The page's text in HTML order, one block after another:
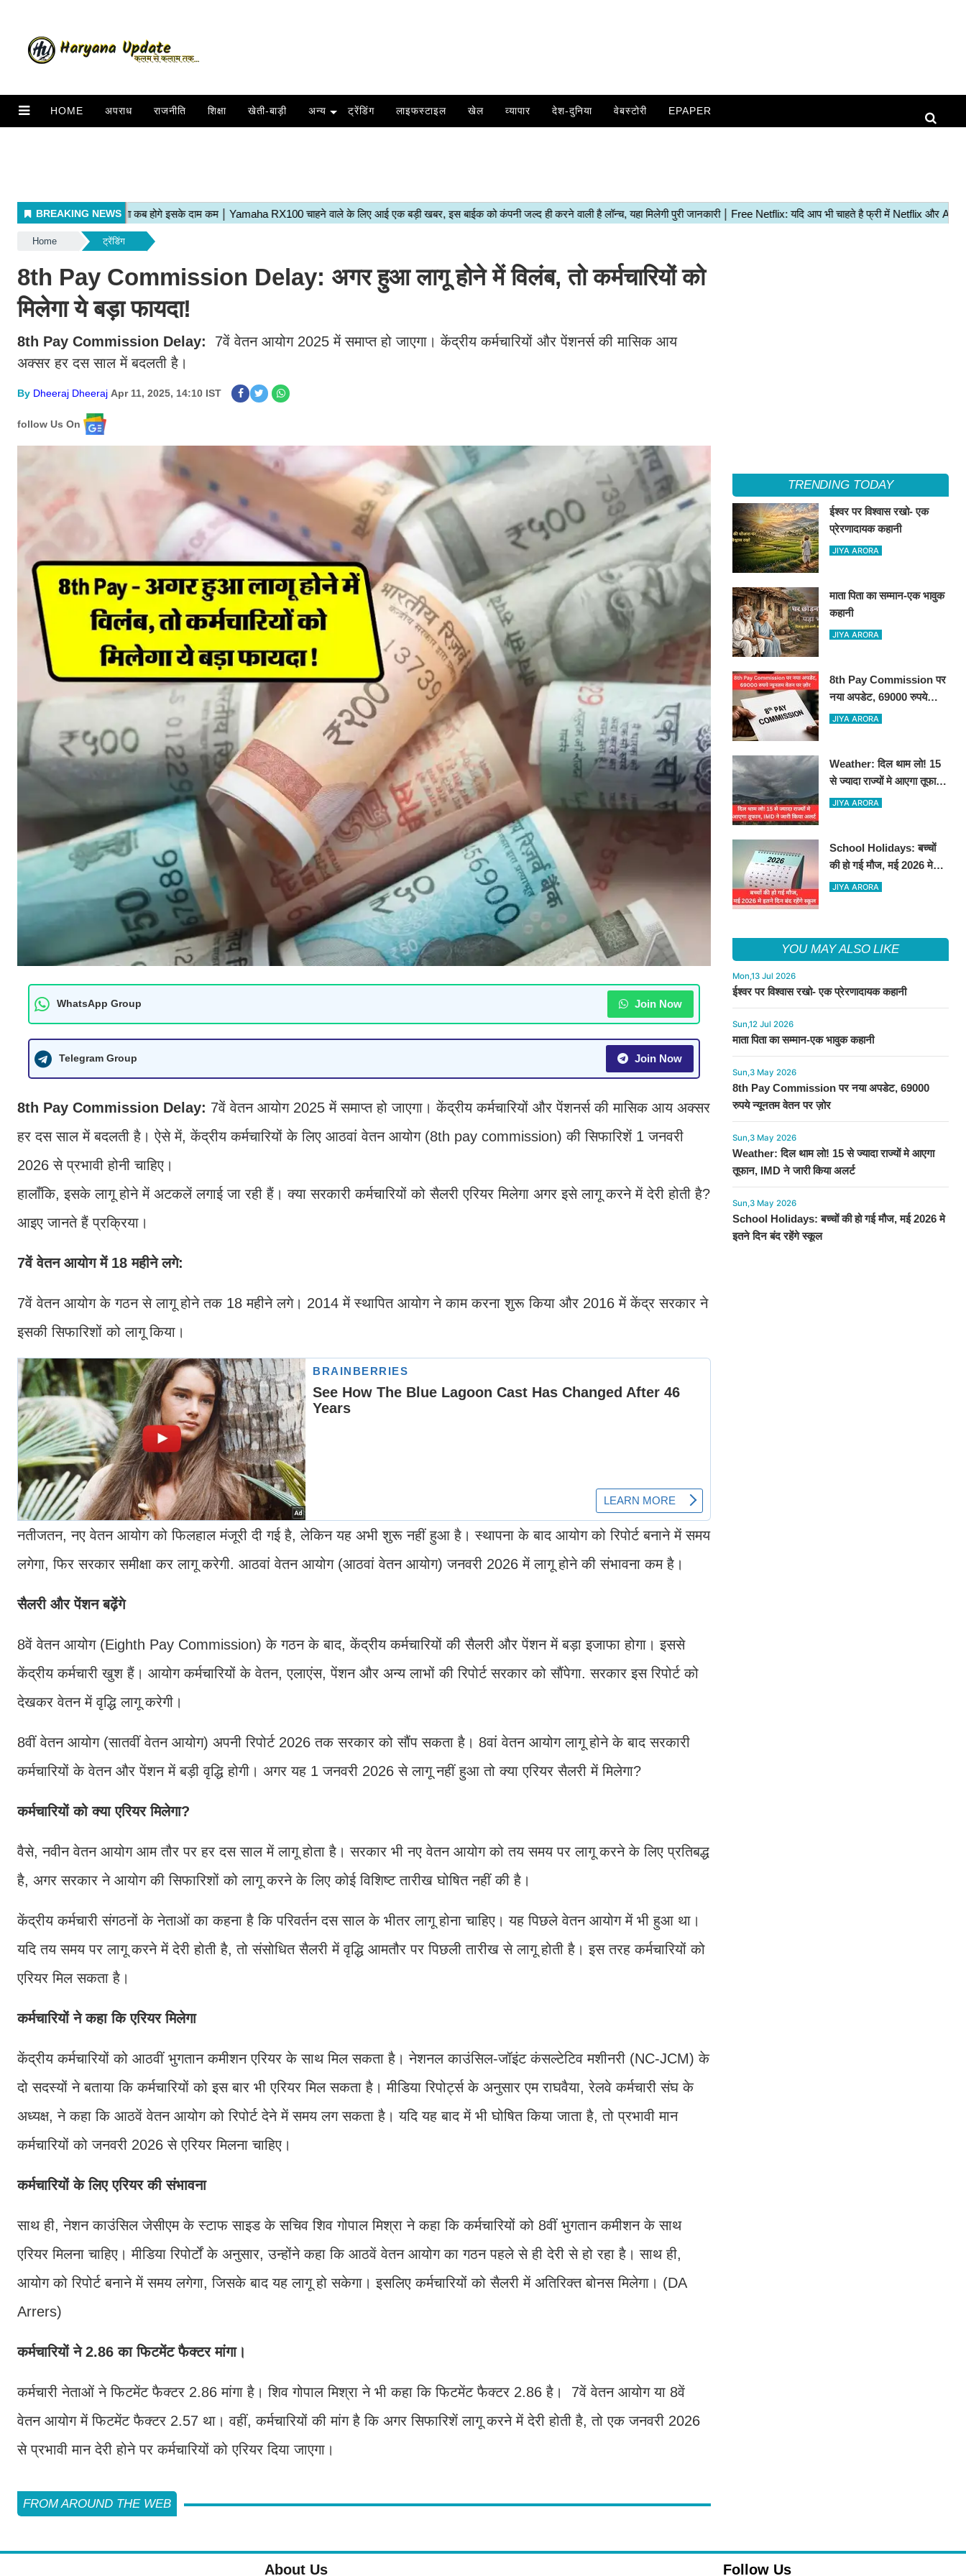
HOME अपराध राजनीति शिक्षा खेती-बाड़ी अन्य ट्रेंडिंग लाइफस्टाइल खेल व्यापार देश-दुनिया वेबस्टोरी EPAPER
Home ट्रेंडिंग
8th Pay Commission Delay: अगर हुआ लागू होने में विलंब, तो कर्मचारियों को
मिलेगा ये बड़ा फायदा!
8th Pay Commission Delay: 7वें वेतन आयोग 2025 में समाप्त हो जाएगा। केंद्रीय कर्मचारियों और पेंशनर्स की मासिक आय
अक्सर हर दस साल में बदलती है।
By Dheeraj Dheeraj Apr 11, 2025, 14:10 IST
follow Us On
WhatsApp Group Join Now
Telegram Group Join Now
8th Pay Commission Delay: 7वें वेतन आयोग 2025 में समाप्त हो जाएगा। केंद्रीय कर्मचारियों और पेंशनर्स की मासिक आय अक्सर
हर दस साल में बदलती है। ऐसे में, केंद्रीय कर्मचारियों के लिए आठवां वेतन आयोग (8th pay commission) की सिफारिशें 1 जनवरी
2026 से प्रभावी होनी चाहिए।
हालाँकि, इसके लागू होने में अटकलें लगाई जा रही हैं। क्या सरकारी कर्मचारियों को सैलरी एरियर मिलेगा अगर इसे लागू करने में देरी होती है?
आइए जानते हैं प्रक्रिया।
7वें वेतन आयोग में 18 महीने लगे:
7वें वेतन आयोग के गठन से लागू होने तक 18 महीने लगे। 2014 में स्थापित आयोग ने काम करना शुरू किया और 2016 में केंद्र सरकार ने
इसकी सिफारिशों को लागू किया।
नतीजतन, नए वेतन आयोग को फिलहाल मंजूरी दी गई है, लेकिन यह अभी शुरू नहीं हुआ है। स्थापना के बाद आयोग को रिपोर्ट बनाने में समय
लगेगा, फिर सरकार समीक्षा कर लागू करेगी. आठवां वेतन आयोग (आठवां वेतन आयोग) जनवरी 2026 में लागू होने की संभावना कम है।
सैलरी और पेंशन बढ़ेंगे
8वें वेतन आयोग (Eighth Pay Commission) के गठन के बाद, केंद्रीय कर्मचारियों की सैलरी और पेंशन में बड़ा इजाफा होगा। इससे
केंद्रीय कर्मचारी खुश हैं। आयोग कर्मचारियों के वेतन, एलाएंस, पेंशन और अन्य लाभों की रिपोर्ट सरकार को सौंपेगा. सरकार इस रिपोर्ट को
देखकर वेतन में वृद्धि लागू करेगी।
8वीं वेतन आयोग (सातवीं वेतन आयोग) अपनी रिपोर्ट 2026 तक सरकार को सौंप सकता है। 8वां वेतन आयोग लागू होने के बाद सरकारी
कर्मचारियों के वेतन और पेंशन में बड़ी वृद्धि होगी। अगर यह 1 जनवरी 2026 से लागू नहीं हुआ तो क्या एरियर सैलरी में मिलेगा?
कर्मचारियों को क्या एरियर मिलेगा?
वैसे, नवीन वेतन आयोग आम तौर पर हर दस साल में लागू होता है। सरकार भी नए वेतन आयोग को तय समय पर लागू करने के लिए प्रतिबद्ध
है, अगर सरकार ने आयोग की सिफारिशों को लागू करने के लिए कोई विशिष्ट तारीख घोषित नहीं की है।
केंद्रीय कर्मचारी संगठनों के नेताओं का कहना है कि परिवर्तन दस साल के भीतर लागू होना चाहिए। यह पिछले वेतन आयोग में भी हुआ था।
यदि तय समय पर लागू करने में देरी होती है, तो संसोधित सैलरी में वृद्धि आमतौर पर पिछली तारीख से लागू होती है। इस तरह कर्मचारियों को
एरियर मिल सकता है।
कर्मचारियों ने कहा कि एरियर मिलेगा
केंद्रीय कर्मचारियों को आठवीं भुगतान कमीशन एरियर के साथ मिल सकता है। नेशनल काउंसिल-जॉइंट कंसल्टेटिव मशीनरी (NC-JCM) के
दो सदस्यों ने बताया कि कर्मचारियों को इस बार भी एरियर मिल सकता है। मीडिया रिपोर्ट्स के अनुसार एम राघवैया, रेलवे कर्मचारी संघ के
अध्यक्ष, ने कहा कि आठवें वेतन आयोग को रिपोर्ट देने में समय लग सकता है। यदि यह बाद में भी घोषित किया जाता है, तो प्रभावी मान
कर्मचारियों को जनवरी 2026 से एरियर मिलना चाहिए।
कर्मचारियों के लिए एरियर की संभावना
साथ ही, नेशन काउंसिल जेसीएम के स्टाफ साइड के सचिव शिव गोपाल मिश्रा ने कहा कि कर्मचारियों को 8वीं भुगतान कमीशन के साथ
एरियर मिलना चाहिए। मीडिया रिपोर्टों के अनुसार, उन्होंने कहा कि आठवें वेतन आयोग का गठन पहले से ही देरी से हो रहा है। साथ ही,
आयोग को रिपोर्ट बनाने में समय लगेगा, जिसके बाद यह लागू हो सकेगा। इसलिए कर्मचारियों को सैलरी में अतिरिक्त बोनस मिलेगा। (DA
Arrers)
कर्मचारियों ने 2.86 का फिटमेंट फैक्टर मांगा।
कर्मचारी नेताओं ने फिटमेंट फैक्टर 2.86 मांगा है। शिव गोपाल मिश्रा ने भी कहा कि फिटमेंट फैक्टर 2.86 है। 7वें वेतन आयोग या 8वें
वेतन आयोग में फिटमेंट फैक्टर 2.57 था। वहीं, कर्मचारियों की मांग है कि अगर सिफारिशें लागू करने में देरी होती है, तो एक जनवरी 2026
से प्रभावी मान देरी होने पर कर्मचारियों को एरियर दिया जाएगा।
FROM AROUND THE WEB
TRENDING TODAY
ईश्वर पर विश्वास रखो- एक
प्रेरणादायक कहानी
JIYA ARORA
माता पिता का सम्मान-एक भावुक
कहानी
JIYA ARORA
8th Pay Commission पर
नया अपडेट, 69000 रुपये
न्यूनतम वेतन पर ज़ोर
JIYA ARORA
Weather: दिल थाम लो! 15
से ज्यादा राज्यों मे आएगा तूफान,
IMD ने जारी किया अलर्ट
JIYA ARORA
School Holidays: बच्चों
की हो गई मौज, मई 2026 मे
इतने दिन बंद रहेंगे स्कूल
JIYA ARORA
YOU MAY ALSO LIKE
Mon,13 Jul 2026
ईश्वर पर विश्वास रखो- एक प्रेरणादायक कहानी
Sun,12 Jul 2026
माता पिता का सम्मान-एक भावुक कहानी
Sun,3 May 2026
8th Pay Commission पर नया अपडेट, 69000
रुपये न्यूनतम वेतन पर ज़ोर
Sun,3 May 2026
Weather: दिल थाम लो! 15 से ज्यादा राज्यों मे आएगा
तूफान, IMD ने जारी किया अलर्ट
Sun,3 May 2026
School Holidays: बच्चों की हो गई मौज, मई 2026 मे
इतने दिन बंद रहेंगे स्कूल
About Us Follow Us